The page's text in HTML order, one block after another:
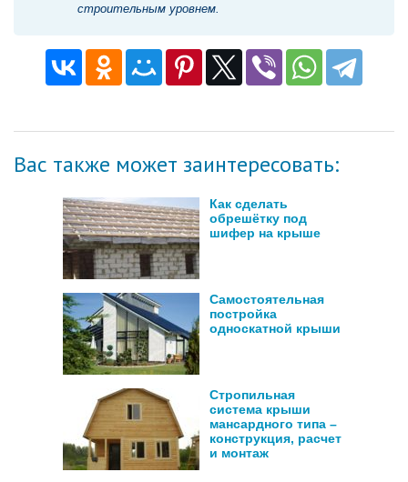
строительным уровнем.
Вас также может заинтересовать:
Как сделать
обрешётку под
шифер на крыше
Самостоятельная
постройка
односкатной крыши
Стропильная
система крыши
мансардного типа –
конструкция, расчет
и монтаж